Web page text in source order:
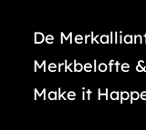
De
Merkbelofte
Make it